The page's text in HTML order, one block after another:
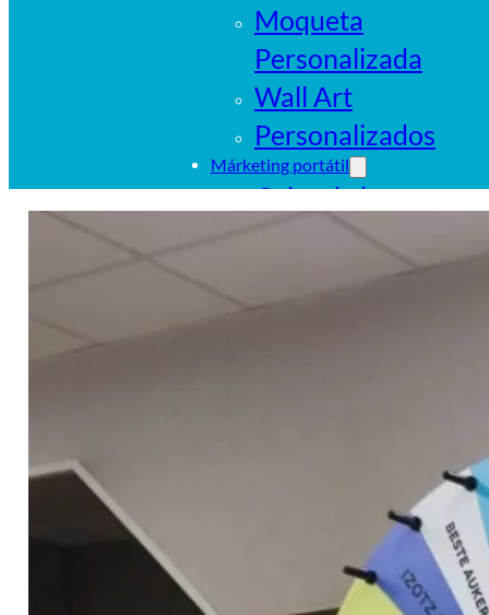
Moqueta
Personalizada
Wall Art
Personalizados
Márketing portátil
Cajas de luz
tubulares